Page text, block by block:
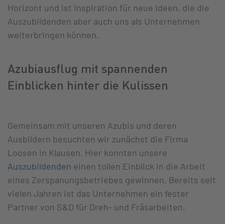
Horizont und ist Inspiration für neue Ideen, die die
Auszubildenden aber auch uns als Unternehmen
weiterbringen können.
Azubiausflug mit spannenden
Einblicken hinter die Kulissen
Gemeinsam mit unseren Azubis und deren
Ausbildern besuchten wir zunächst die Firma
Loosen in Klausen. Hier konnten unsere
Auszubildenden einen tollen Einblick in die Arbeit
eines Zerspanungsbetriebes gewinnen. Bereits seit
vielen Jahren ist das Unternehmen ein fester
Partner von S&D für Dreh- und Fräsarbeiten.